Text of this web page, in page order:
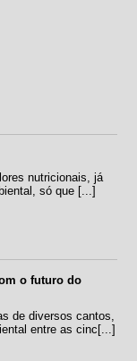
nutricionais, já
só que [...]
o futuro do
de diversos cantos,
entre as cinc[...]